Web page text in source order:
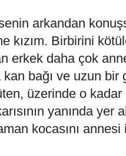
arkandan
kızım. Birbirini
erkek daha çok
kan bağı ve uzun bir
üzerinde o
yanında yer
kocasını